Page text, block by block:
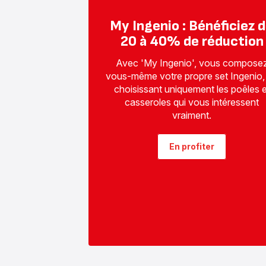
My Ingenio : Bénéficiez
20 à 40% de réduction
Avec 'My Ingenio', vous
vous-même votre propre set
choisissant uniquement les poêles
casseroles qui vous intéressent
vraiment.
En profiter